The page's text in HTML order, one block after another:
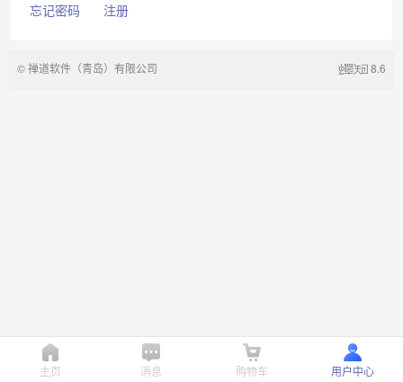
忘记密码 注册
©禅道软件（青岛）有限公司 8.6
主页 消息 购物车 用户中心